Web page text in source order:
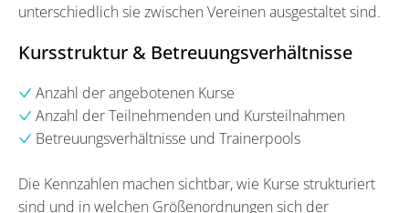
unterschiedlich sie zwischen Vereinen ausgestaltet sind.
Kursstruktur & Betreuungsverhältnisse
Anzahl der angebotenen Kurse
Anzahl der Teilnehmenden und Kursteilnahmen
Betreuungsverhältnisse und Trainerpools
Die Kennzahlen machen sichtbar, wie Kurse strukturiert
sind und in welchen Größenordnungen sich der